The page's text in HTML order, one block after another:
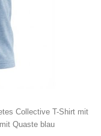
Collective T-Shirt mit
Quaste blau